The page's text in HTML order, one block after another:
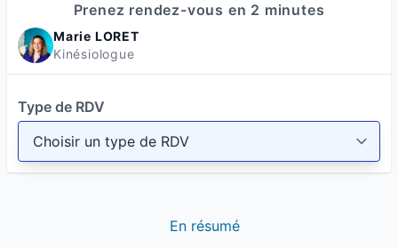
Prenez rendez-vous en 2 minutes
Marie LORET
Kinésiologue
Type de RDV
En résumé